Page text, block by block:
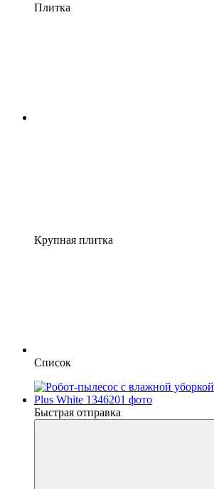
Плитка
Крупная плитка
Список
Быстрая отправка